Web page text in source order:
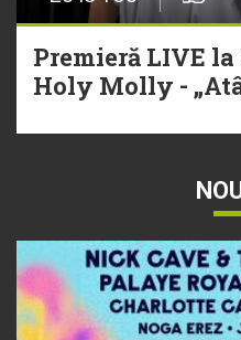
Premieră LIVE
Holy Molly -